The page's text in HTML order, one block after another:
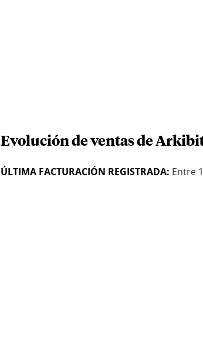
Evolución de ventas de Arkibit
ÚLTIMA FACTURACIÓN REGISTRADA: Entre